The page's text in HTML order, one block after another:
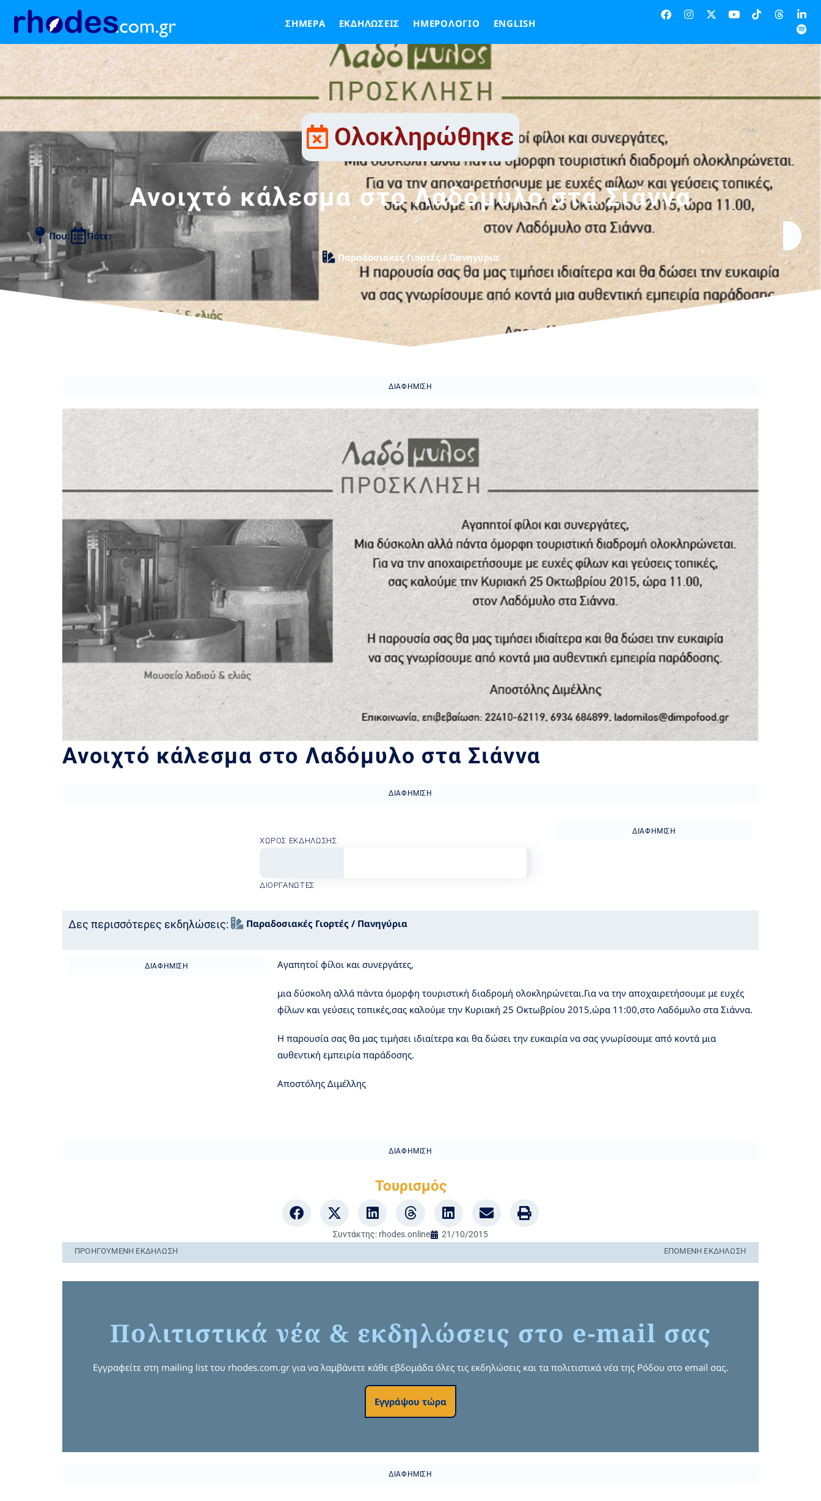
ΣΉΜΕΡΑ ΕΚΔΗΛΏΣΕΙΣ ΗΜΕΡΟΛΌΓΙΟ ENGLISH
Ολοκληρώθηκε
Ανοιχτό κάλεσμα στο Λαδόμυλο στα Σιάννα
Που:
Πότε:
Παραδοσιακές Γιορτές / Πανηγύρια
ΔΙΑΦΉΜΙΣΗ
Ανοιχτό κάλεσμα στο Λαδόμυλο στα Σιάννα
ΔΙΑΦΉΜΙΣΗ
ΧΏΡΟΣ ΕΚΔΉΛΩΣΗΣ
ΔΙΟΡΓΑΝΩΤΈΣ
ΔΙΑΦΉΜΙΣΗ
Δες περισσότερες εκδηλώσεις: Παραδοσιακές Γιορτές / Πανηγύρια
ΔΙΑΦΉΜΙΣΗ Αγαπητοί φίλοι και συνεργάτες,
μια δύσκολη αλλά πάντα όμορφη τουριστική διαδρομή ολοκληρώνεται.Για να την αποχαιρετήσουμε με ευχές
φίλων και γεύσεις τοπικές,σας καλούμε την Κυριακή 25 Οκτωβρίου 2015,ώρα 11:00,στο Λαδόμυλο στα Σιάννα.
Η παρουσία σας θα μας τιμήσει ιδιαίτερα και θα δώσει την ευκαιρία να σας γνωρίσουμε από κοντά μια
αυθεντική εμπειρία παράδοσης.
Αποστόλης Διμέλλης
ΔΙΑΦΉΜΙΣΗ
Τουρισμός
Συντάκτης: rhodes.online 21/10/2015
ΠΡΟΗΓΟΎΜΕΝΗ ΕΚΔΉΛΩΣΗ ΕΠΌΜΕΝΗ ΕΚΔΉΛΩΣΗ
Πολιτιστικά νέα & εκδηλώσεις στο e-mail σας
Εγγραφείτε στη mailing list του rhodes.com.gr για να λαμβάνετε κάθε εβδομάδα όλες τις εκδηλώσεις και τα πολιτιστικά νέα της Ρόδου στο email σας.
Εγγράψου τώρα
ΔΙΑΦΉΜΙΣΗ